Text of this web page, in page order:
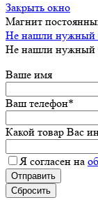
Закрыть окно
Магнит
Не нашли нужный
Не нашли нужный
Ваше имя
Ваш телефон*
Какой товар Вас
Я согласен на